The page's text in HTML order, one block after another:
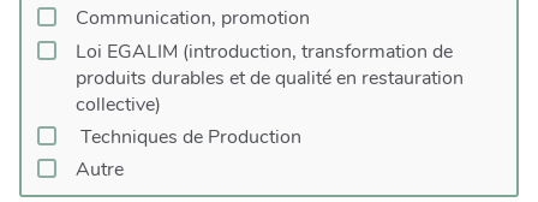
Autre
Communication, promotion
Loi EGALIM (introduction, transformation de
produits durables et de qualité en restauration
collective)
Techniques de Production
Autre